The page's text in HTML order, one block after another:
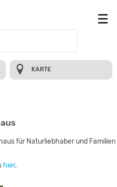
KARTE
für Naturliebhaber und Familien
hier.